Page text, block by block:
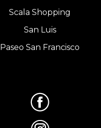
Scala Shopping
San Luis
Paseo San Francisco